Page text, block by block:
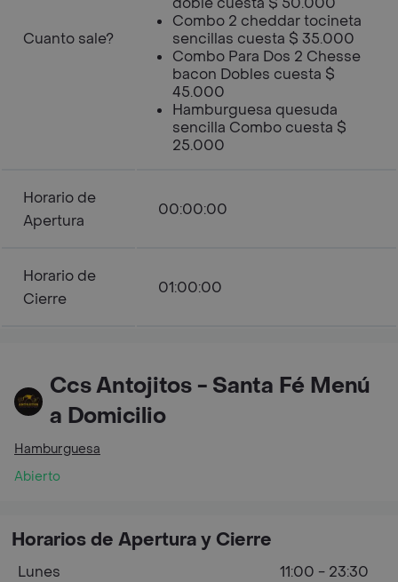
Cuanto sale?
Combo 2 cheddar tocineta
sencillas cuesta $ 35.000
Combo Para Dos 2 Chesse
bacon Dobles cuesta $
45.000
Hamburguesa quesuda
sencilla Combo cuesta $
25.000
Horario de
Apertura
00:00:00
Horario de
Cierre
01:00:00
Ccs Antojitos - Santa Fé Menú
a Domicilio
Hamburguesa
Abierto
Horarios de Apertura y Cierre
Lunes
11:00 - 23:30